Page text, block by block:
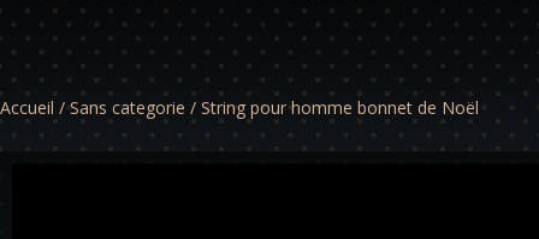
Accueil / Sans categorie / String pour homme bonnet de Noël